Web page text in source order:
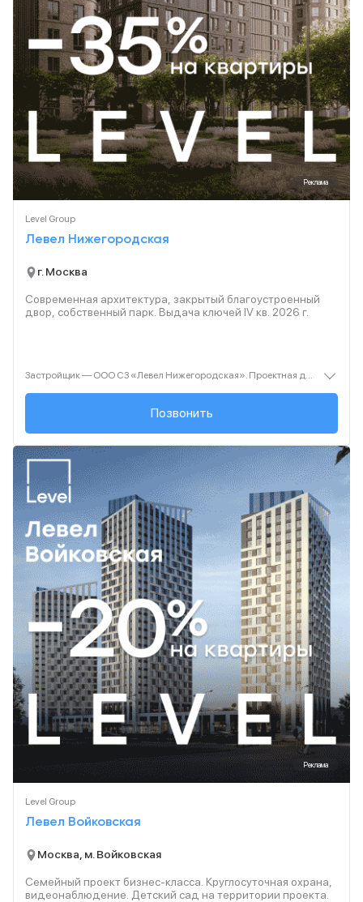
Реклама
Level Group
Левел Нижегородская
г. Москва
Современная архитектура, закрытый благоустроенный
двор, собственный парк. Выдача ключей IV кв. 2026 г.
Застройщик — ООО СЗ «Левел Нижегородская». Проектная декларация — наш.дом.рф. Акция до 31.08.2026. Не оферта. Подробности — level.ru
+7 (499) 112-00-...
Позвонить
Реклама
Level Group
Левел Войковская
Москва, м. Войковская
Семейный проект бизнес-класса. Круглосуточная охрана,
видеонаблюдение. Детский сад на территории проекта.